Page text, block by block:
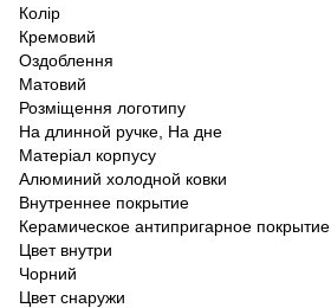
Колір
Кремовий
Оздоблення
Матовий
Розміщення логотипу
На длинной ручке, На дне
Матеріал корпусу
Алюминий холодной ковки
Внутреннее покрытие
Керамическое антипригарное покрытие
Цвет внутри
Чорний
Цвет снаружи